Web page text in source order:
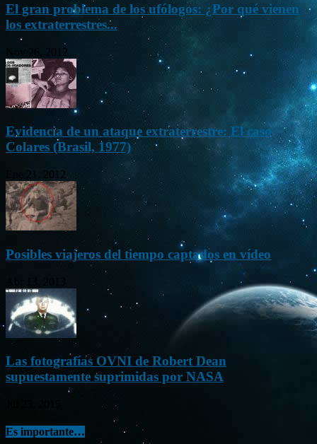
El gran problema de los ufólogos: ¿Por qué vienen
los extraterrestres...
Nov 26, 2012
Evidencia de un ataque extraterrestre: El caso
Colares (Brasil, 1977)
Ene 21, 2012
Posibles viajeros del tiempo captados en vídeo
Las fotografías OVNI de Robert Dean
supuestamente suprimidas por NASA
Es importante…